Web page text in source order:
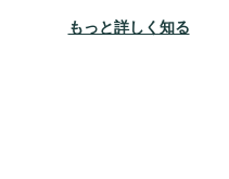
もっと詳しく知る